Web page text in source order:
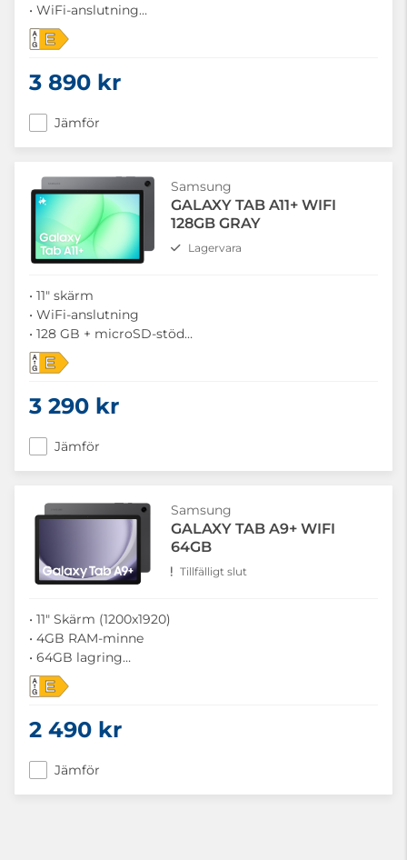
• WiFi-anslutning
• 128 GB + microSD-stöd
• MT8775-processor
E
3 890 kr
Jämför
Samsung
GALAXY TAB A11+ WIFI
128GB GRAY
Lagervara
• 11" skärm
• WiFi-anslutning
• 128 GB + microSD-stöd
• MT8775-processor
E
3 290 kr
Jämför
Samsung
GALAXY TAB A9+ WIFI
64GB
Tillfälligt slut
• 11" Skärm (1200x1920)
• 4GB RAM-minne
• 64GB lagring
• Dolby Atmos-ljud
• Android OS
E
2 490 kr
Jämför